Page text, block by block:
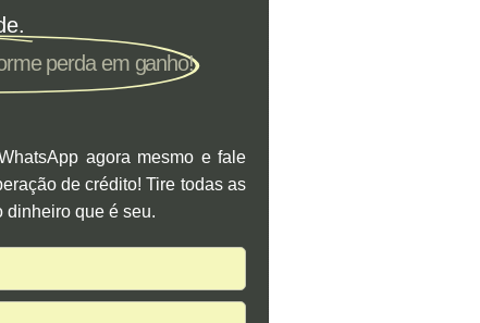
perda em ganho!
agora mesmo e fale
de crédito! Tire todas as
dinheiro que é seu.